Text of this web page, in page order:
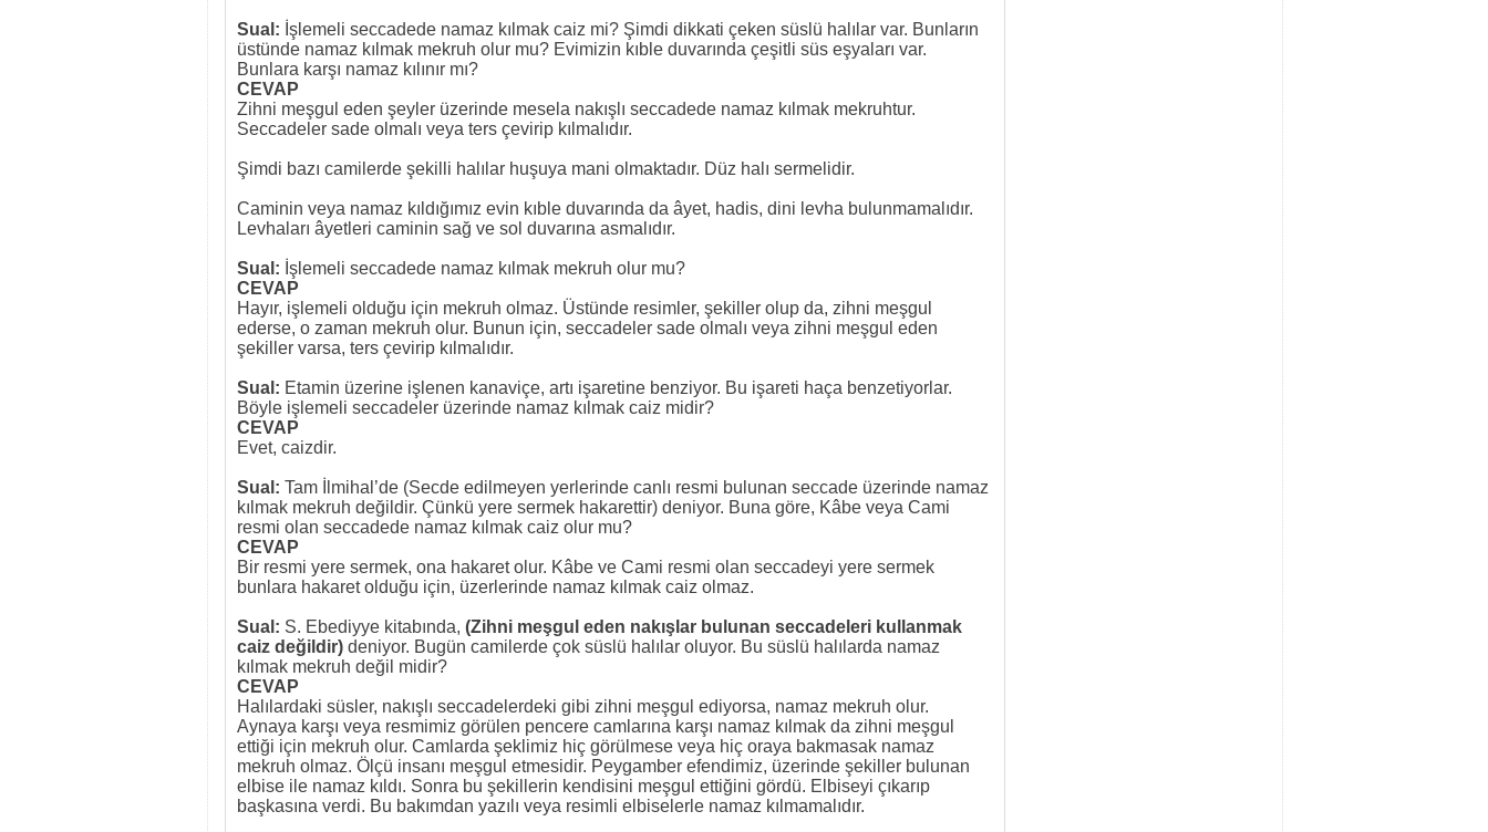
Sual: İşlemeli seccadede namaz kılmak caiz mi? Şimdi dikkati çeken süslü halılar var. Bunların
üstünde namaz kılmak mekruh olur mu? Evimizin kıble duvarında çeşitli süs eşyaları var.
Bunlara karşı namaz kılınır mı?
CEVAP
Zihni meşgul eden şeyler üzerinde mesela nakışlı seccadede namaz kılmak mekruhtur.
Seccadeler sade olmalı veya ters çevirip kılmalıdır.
Şimdi bazı camilerde şekilli halılar huşuya mani olmaktadır. Düz halı sermelidir.
Caminin veya namaz kıldığımız evin kıble duvarında da âyet, hadis, dini levha bulunmamalıdır.
Levhaları âyetleri caminin sağ ve sol duvarına asmalıdır.
Sual: İşlemeli seccadede namaz kılmak mekruh olur mu?
CEVAP
Hayır, işlemeli olduğu için mekruh olmaz. Üstünde resimler, şekiller olup da, zihni meşgul
ederse, o zaman mekruh olur. Bunun için, seccadeler sade olmalı veya zihni meşgul eden
şekiller varsa, ters çevirip kılmalıdır.
Sual: Etamin üzerine işlenen kanaviçe, artı işaretine benziyor. Bu işareti haça benzetiyorlar.
Böyle işlemeli seccadeler üzerinde namaz kılmak caiz midir?
CEVAP
Evet, caizdir.
Sual: Tam İlmihal’de (Secde edilmeyen yerlerinde canlı resmi bulunan seccade üzerinde namaz
kılmak mekruh değildir. Çünkü yere sermek hakarettir) deniyor. Buna göre, Kâbe veya Cami
resmi olan seccadede namaz kılmak caiz olur mu?
CEVAP
Bir resmi yere sermek, ona hakaret olur. Kâbe ve Cami resmi olan seccadeyi yere sermek
bunlara hakaret olduğu için, üzerlerinde namaz kılmak caiz olmaz.
Sual: S. Ebediyye kitabında, (Zihni meşgul eden nakışlar bulunan seccadeleri kullanmak
caiz değildir) deniyor. Bugün camilerde çok süslü halılar oluyor. Bu süslü halılarda namaz
kılmak mekruh değil midir?
CEVAP
Halılardaki süsler, nakışlı seccadelerdeki gibi zihni meşgul ediyorsa, namaz mekruh olur.
Aynaya karşı veya resmimiz görülen pencere camlarına karşı namaz kılmak da zihni meşgul
ettiği için mekruh olur. Camlarda şeklimiz hiç görülmese veya hiç oraya bakmasak namaz
mekruh olmaz. Ölçü insanı meşgul etmesidir. Peygamber efendimiz, üzerinde şekiller bulunan
elbise ile namaz kıldı. Sonra bu şekillerin kendisini meşgul ettiğini gördü. Elbiseyi çıkarıp
başkasına verdi. Bu bakımdan yazılı veya resimli elbiselerle namaz kılmamalıdır.